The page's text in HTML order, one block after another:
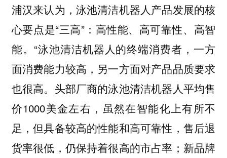
浦汉来认为，泳池清洁机器人产品发展的核
心要点是“三高”：高性能、高可靠性、高智
能。“泳池清洁机器人的终端消费者，一方
面消费能力较高，另一方面对产品品质要求
也很高。头部厂商的泳池清洁机器人平均售
价1000美金左右，虽然在智能化上有所不
足，但具备较高的性能和高可靠性，售后退
货率很低，仍保持着很高的市占率；新品牌